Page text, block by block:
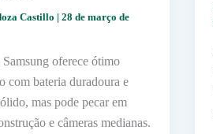
Castillo | 28 de março de
oferece ótimo
com bateria duradoura e
mas pode pecar em
e câmeras medianas.